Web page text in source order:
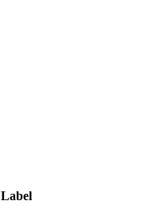
Label